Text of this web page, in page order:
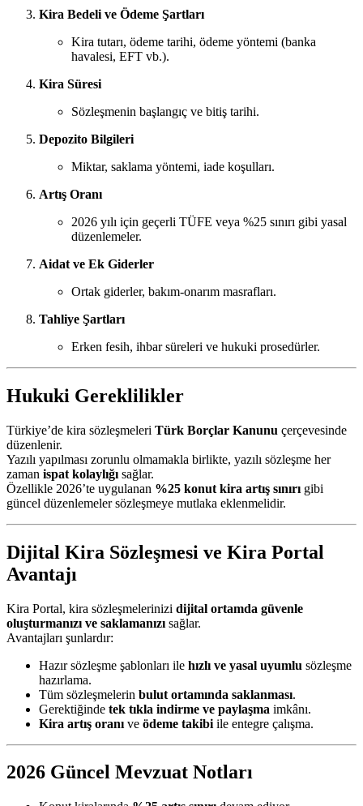
Kira Bedeli ve Ödeme Şartları
Kira tutarı, ödeme tarihi, ödeme yöntemi (banka
havalesi, EFT vb.).
Kira Süresi
Sözleşmenin başlangıç ve bitiş tarihi.
Depozito Bilgileri
Miktar, saklama yöntemi, iade koşulları.
Artış Oranı
2026 yılı için geçerli TÜFE veya %25 sınırı gibi yasal
düzenlemeler.
Aidat ve Ek Giderler
Ortak giderler, bakım-onarım masrafları.
Tahliye Şartları
Erken fesih, ihbar süreleri ve hukuki prosedürler.
Hukuki Gereklilikler
Türkiye’de kira sözleşmeleri Türk Borçlar Kanunu çerçevesinde
düzenlenir.
Yazılı yapılması zorunlu olmamakla birlikte, yazılı sözleşme her
zaman ispat kolaylığı sağlar.
Özellikle 2026’te uygulanan %25 konut kira artış sınırı gibi
güncel düzenlemeler sözleşmeye mutlaka eklenmelidir.
Dijital Kira Sözleşmesi ve Kira Portal
Avantajı
Kira Portal, kira sözleşmelerinizi dijital ortamda güvenle
oluşturmanızı ve saklamanızı sağlar.
Avantajları şunlardır:
Hazır sözleşme şablonları ile hızlı ve yasal uyumlu sözleşme
hazırlama.
Tüm sözleşmelerin bulut ortamında saklanması.
Gerektiğinde tek tıkla indirme ve paylaşma imkânı.
Kira artış oranı ve ödeme takibi ile entegre çalışma.
2026 Güncel Mevzuat Notları